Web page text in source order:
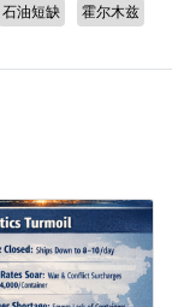
石油短缺 霍尔木兹